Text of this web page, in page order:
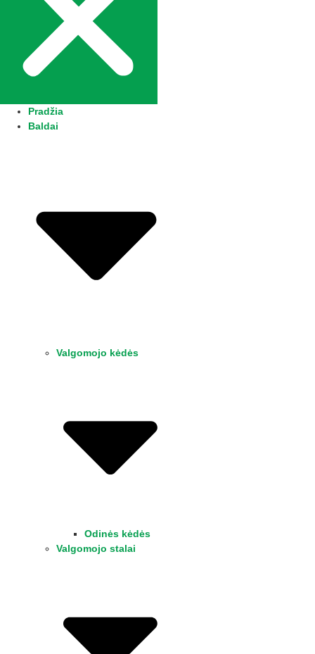
Pradžia
Baldai
Valgomojo kėdės
Odinės kėdės
Valgomojo stalai